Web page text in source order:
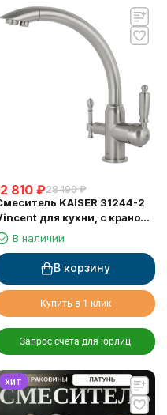
810 ₽28 190 ₽
KAISER 31244-2
для кухни, с краном
питьевой воды, серебро
В наличии
В корзину
Купить в 1 клик
Запрос счета для юрлиц
хит